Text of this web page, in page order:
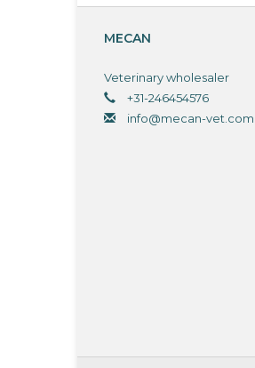
MECAN
Veterinary wholesaler
+31-246454576
info@mecan-vet.com